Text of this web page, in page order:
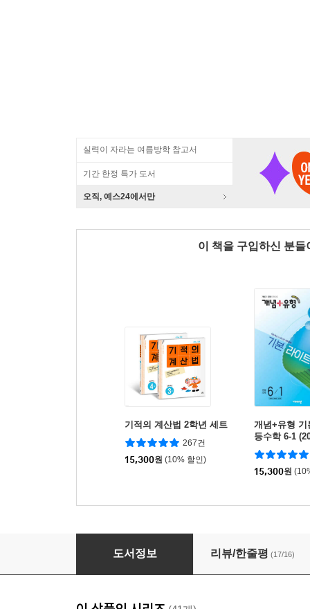
실력이 자라는 여름방학 참고서
기간 한정 특가 도서
오직, 예스24에서만
이 책을 구입하신 분
기적의 계산법 2학년 세트
267건
15,300원 (10% 할인)
개념+유형 기
등수학 6-1
15,300원
큐브 개념 초등 수학 4-2 (2026년용)
도서정보 리뷰/한줄평 (17/16)